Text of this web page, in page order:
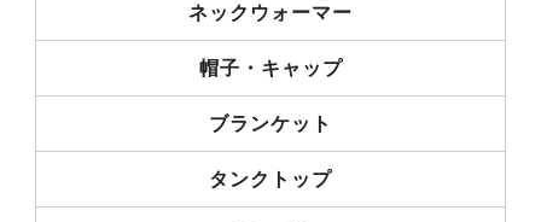
ネックウォーマー
帽子・キャップ
ブランケット
タンクトップ